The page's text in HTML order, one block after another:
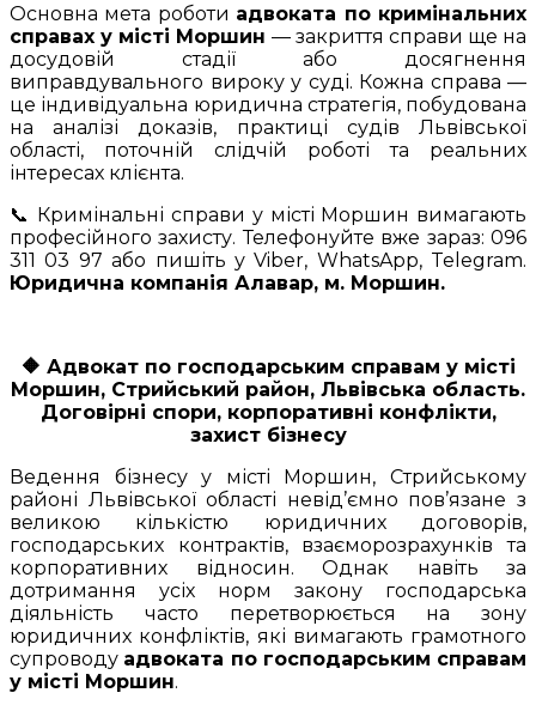
Основна мета роботи адвоката по кримінальних
справах у місті Моршин — закриття справи ще на
досудовій стадії або досягнення
виправдувального вироку у суді. Кожна справа —
це індивідуальна юридична стратегія, побудована
на аналізі доказів, практиці судів Львівської
області, поточній слідчій роботі та реальних
інтересах клієнта.
📞 Кримінальні справи у місті Моршин вимагають
професійного захисту. Телефонуйте вже зараз: 096
311 03 97 або пишіть у Viber, WhatsApp, Telegram.
Юридична компанія Алавар, м. Моршин.
🔶 Адвокат по господарським справам у місті
Моршин, Стрийський район, Львівська область.
Договірні спори, корпоративні конфлікти,
захист бізнесу
Ведення бізнесу у місті Моршин, Стрийському
районі Львівської області невід’ємно пов’язане з
великою кількістю юридичних договорів,
господарських контрактів, взаєморозрахунків та
корпоративних відносин. Однак навіть за
дотримання усіх норм закону господарська
діяльність часто перетворюється на зону
юридичних конфліктів, які вимагають грамотного
супроводу адвоката по господарським справам
у місті Моршин.